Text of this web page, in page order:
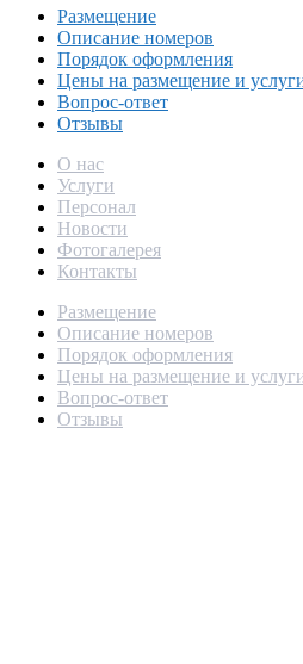
Размещение
Описание номеров
Порядок оформления
Цены на размещение и
Вопрос-ответ
Отзывы
О нас
Услуги
Персонал
Новости
Фотогалерея
Контакты
Размещение
Описание номеров
Порядок оформления
Цены на размещение и
Вопрос-ответ
Отзывы